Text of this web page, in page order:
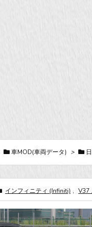
車MOD(車両データ) >
インフィニティ (Infiniti) , V37